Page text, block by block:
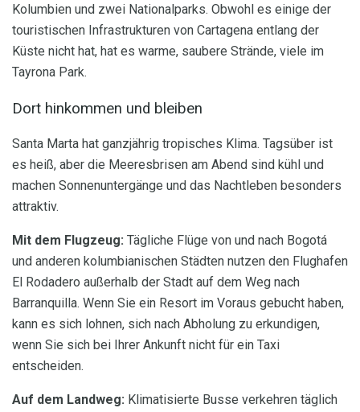
Kolumbien und zwei Nationalparks. Obwohl es einige der
touristischen Infrastrukturen von Cartagena entlang der
Küste nicht hat, hat es warme, saubere Strände, viele im
Tayrona Park.
Dort hinkommen und bleiben
Santa Marta hat ganzjährig tropisches Klima. Tagsüber ist
es heiß, aber die Meeresbrisen am Abend sind kühl und
machen Sonnenuntergänge und das Nachtleben besonders
attraktiv.
Mit dem Flugzeug: Tägliche Flüge von und nach Bogotá
und anderen kolumbianischen Städten nutzen den Flughafen
El Rodadero außerhalb der Stadt auf dem Weg nach
Barranquilla. Wenn Sie ein Resort im Voraus gebucht haben,
kann es sich lohnen, sich nach Abholung zu erkundigen,
wenn Sie sich bei Ihrer Ankunft nicht für ein Taxi
entscheiden.
Auf dem Landweg: Klimatisierte Busse verkehren täglich